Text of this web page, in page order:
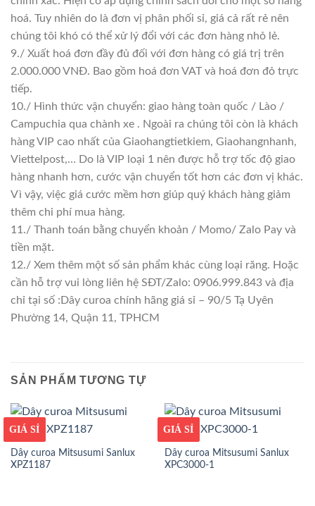
hoá. Tuy nhiên do là đơn vị phân phối sỉ, giá cả rất rẻ nên
chúng tôi khó có thể xử lý đổi với các đơn hàng nhỏ lẻ.
9./ Xuất hoá đơn đầy đủ đối với đơn hàng có giá trị trên
2.000.000 VNĐ. Bao gồm hoá đơn VAT và hoá đơn đỏ trực
tiếp.
10./ Hình thức vận chuyển: giao hàng toàn quốc / Lào /
Campuchia qua chành xe . Ngoài ra chúng tôi còn là khách
hàng VIP cao nhất của Giaohangtietkiem, Giaohangnhanh,
Viettelpost,… Do là VIP loại 1 nên được hỗ trợ tốc độ giao
hàng nhanh hơn, cước vận chuyển tốt hơn các đơn vị khác.
Vì vậy, việc giá cước mềm hơn giúp quý khách hàng giảm
thêm chi phí mua hàng.
11./ Thanh toán bằng chuyển khoản / Momo/ Zalo Pay và
tiền mặt.
12./ Xem thêm một số sản phẩm khác cùng loại răng. Hoặc
cần hỗ trợ vui lòng liên hệ SĐT/Zalo: 0906.999.843 và địa
chỉ tại số :Dây curoa chính hãng giá sỉ – 90/5 Tạ Uyên
Phường 14, Quận 11, TPHCM
SẢN PHẨM TƯƠNG TỰ
GIÁ TỐT
GIÁ SỈ
Dây curoa Mitsusumi Sanlux
XPZ1187
GIÁ TỐT
GIÁ SỈ
Dây curoa Mitsusumi Sanlux
XPC3000-1